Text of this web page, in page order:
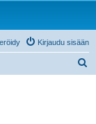
Kirjaudu sisään